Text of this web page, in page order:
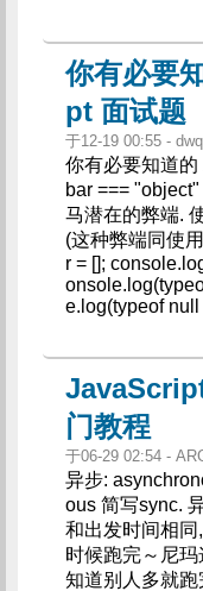
你有必要
pt 面试题
于12-19 00:55 -
你有必要知道
bar ===
马潜在的弊端.
(这种弊端同使
r = [];
e.log(typeof null
门教程
于06-29 02:54 -
异步:
ous 简写sync.
和出发时间相
时候跑完～尼
知道别人多就